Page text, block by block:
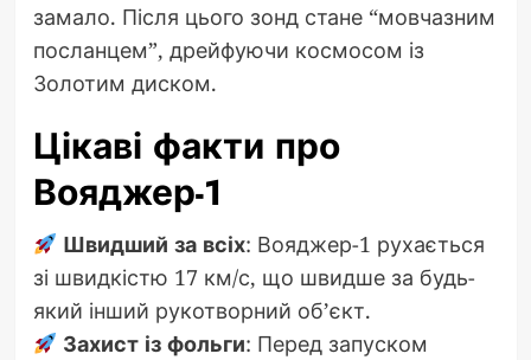
замало. Після цього зонд стане “мовчазним
посланцем”, дрейфуючи космосом із
Золотим диском.
Цікаві факти про
Вояджер-1
Швидший за всіх: Вояджер-1 рухається
зі швидкістю 17 км/с, що швидше за будь-
який інший рукотворний об’єкт.
Захист із фольги: Перед запуском